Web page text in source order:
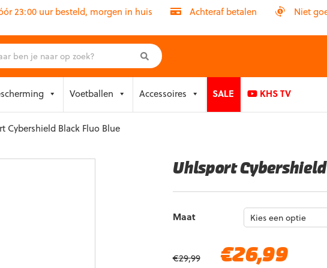
23:00 uur besteld, morgen in huis Achteraf betalen
Niet
Voetballen Accessoires SALE KHS TV
Cybershield Black Fluo Blue
Uhlsport
Maat
€29,99
Oorspronkelijke
€26,99Huidige